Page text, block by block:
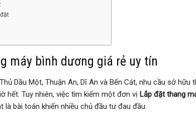
máy bình dương giá rẻ uy tín
Dầu Một, Thuận An, Dĩ An và Bến Cát, nhu cầu sở hữu
hết. Tuy nhiên, việc tìm kiếm một đơn vị Lắp đặt thang
bài toán khiến nhiều chủ đầu tư đau đầu.